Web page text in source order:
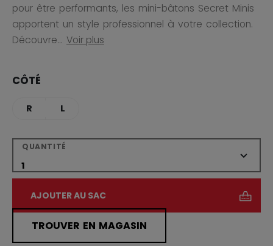
pour être performants, les mini-bâtons Secret Minis
apportent un style professionnel à votre collection.
Découvre... Voir plus
CÔTÉ
R L
QUANTITÉ
AJOUTER AU SAC
TROUVER EN MAGASIN